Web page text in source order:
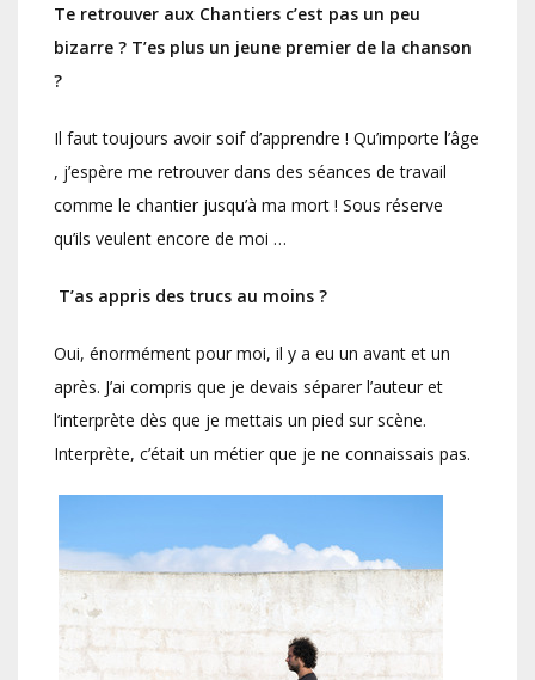
Te retrouver aux Chantiers c’est pas un peu
bizarre ? T’es plus un jeune premier de la chanson
?
Il faut toujours avoir soif d’apprendre ! Qu’importe l’âge
, j’espère me retrouver dans des séances de travail
comme le chantier jusqu’à ma mort ! Sous réserve
qu’ils veulent encore de moi …
T’as appris des trucs au moins ?
Oui, énormément pour moi, il y a eu un avant et un
après. J’ai compris que je devais séparer l’auteur et
l’interprète dès que je mettais un pied sur scène.
Interprète, c’était un métier que je ne connaissais pas.